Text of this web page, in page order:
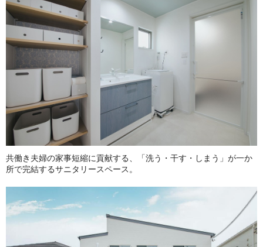
共働き夫婦の家事短縮に貢献する、「洗う・干す・しまう」が一か
所で完結するサニタリースペース。